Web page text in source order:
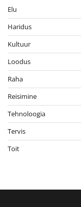
Elu
Haridus
Kultuur
Loodus
Raha
Reisimine
Tehnoloogia
Tervis
Toit